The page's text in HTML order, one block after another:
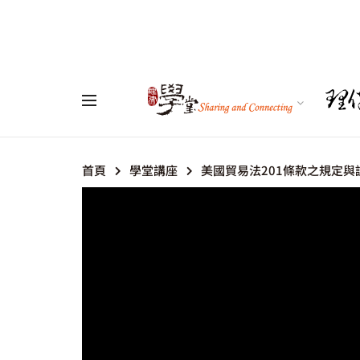
首頁 學堂講座 美國貿易法201條款之規定與